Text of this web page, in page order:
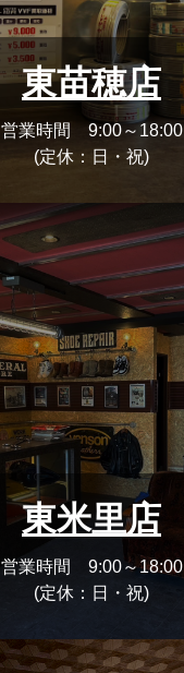
東苗穂店
営業時間 9:00～18:00
(定休：日・祝)
東米里店
営業時間 9:00～18:00
(定休：日・祝)